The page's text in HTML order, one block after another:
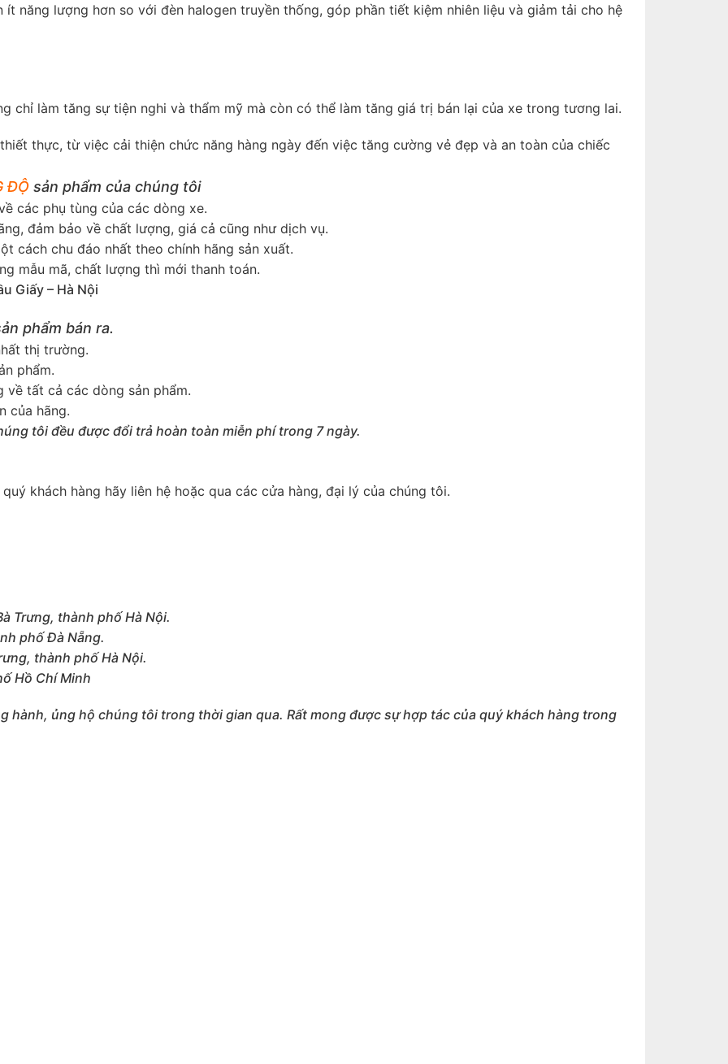
năng lượng hơn so với đèn halogen truyền thống, góp phần tiết kiệm nhiên liệu và giảm tải cho hệ
chỉ làm tăng sự tiện nghi và thẩm mỹ mà còn có thể làm tăng giá trị bán lại của xe trong tương lai.
thực, từ việc cải thiện chức năng hàng ngày đến việc tăng cường vẻ đẹp và an toàn của chiếc
ĐỘ sản phẩm của chúng tôi
các phụ tùng của các dòng xe.
đảm bảo về chất lượng, giá cả cũng như dịch vụ.
cách chu đáo nhất theo chính hãng sản xuất.
mẫu mã, chất lượng thì mới thanh toán.
Giấy – Hà Nội
phẩm bán ra.
thị trường.
phẩm.
về tất cả các dòng sản phẩm.
của hãng.
tôi đều được đổi trả hoàn toàn miễn phí trong 7 ngày.
khách hàng hãy liên hệ hoặc qua các cửa hàng, đại lý của chúng tôi.
Trưng, thành phố Hà Nội.
phố Đà Nẵng.
thành phố Hà Nội.
Hồ Chí Minh
ủng hộ chúng tôi trong thời gian qua. Rất mong được sự hợp tác của quý khách hàng trong